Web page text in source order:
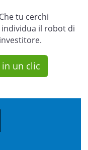
Che tu cerchi
il robot di
un clic